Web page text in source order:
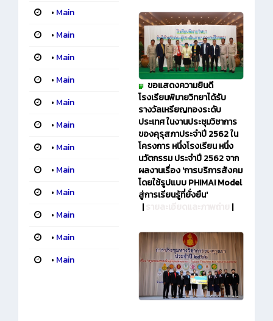
• Main
• Main
• Main
• Main
• Main
• Main
• Main
• Main
• Main
• Main
• Main
• Main
ขอแสดงความยินดี
โรงเรียนพิมายวิทยาได้รับ
รางวัลเหรียญทองระดับ
ประเทศ ในงานประชุมวิชาการ
ของคุรุสภาประจำปี 2562 ใน
โครงการ หนึ่งโรงเรียน หนึ่ง
นวัตกรรม ประจำปี 2562 จาก
ผลงานเรื่อง 'การบริการสังคม
โดยใช้รูปแบบ PHIMAI Model
สู่การเรียนรู้ที่ยั่งยืน'
|
|